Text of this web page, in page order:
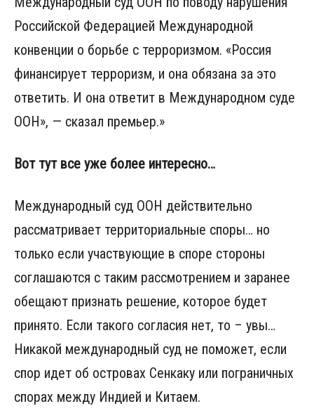
Российской Федерацией Международной
конвенции о борьбе с терроризмом. «Россия
финансирует терроризм, и она обязана за это
ответить. И она ответит в Международном суде
ООН», — сказал премьер.»
Вот тут все уже более интересно…
Международный суд ООН действительно
рассматривает территориальные споры… но
только если участвующие в споре стороны
соглашаются с таким рассмотрением и заранее
обещают признать решение, которое будет
принято. Если такого согласия нет, то – увы…
Никакой международный суд не поможет, если
спор идет об островах Сенкаку или пограничных
спорах между Индией и Китаем.